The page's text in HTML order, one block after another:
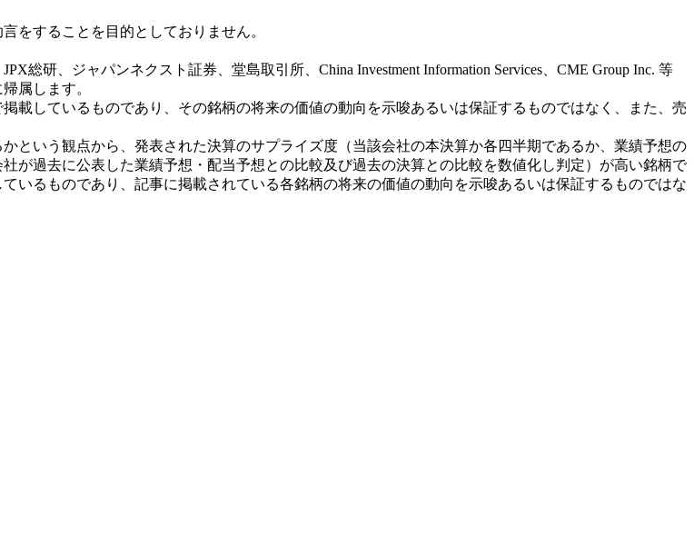
をすることを目的としておりません。
研、ジャパンネクスト証券、堂島取引所、China Investment Information Services、CME Group Inc. 等
属します。
載しているものであり、その銘柄の将来の価値の動向を示唆あるいは保証するものではなく、また、売
という観点から、発表された決算のサプライズ度（当該会社の本決算か各四半期であるか、業績予想の
が過去に公表した業績予想・配当予想との比較及び過去の決算との比較を数値化し判定）が高い銘柄で
いるものであり、記事に掲載されている各銘柄の将来の価値の動向を示唆あるいは保証するものではな